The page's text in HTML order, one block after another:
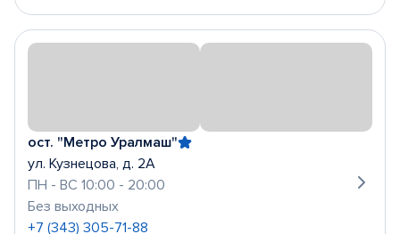
ост. "Метро Уралмаш"
ул. Кузнецова, д. 2А
ПН - ВС 10:00 - 20:00
Без выходных
+7 (343) 305-71-88